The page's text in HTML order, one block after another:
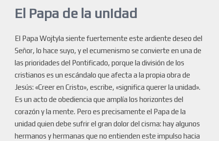
El Papa de la unidad
El Papa Wojtyla siente fuertemente este ardiente deseo del
Señor, lo hace suyo, y el ecumenismo se convierte en una de
las prioridades del Pontificado, porque la división de los
cristianos es un escándalo que afecta a la propia obra de
Jesús: «Creer en Cristo», escribe, «significa querer la unidad».
Es un acto de obediencia que amplía los horizontes del
corazón y la mente. Pero es precisamente el Papa de la
unidad quien debe sufrir el gran dolor del cisma: hay algunos
hermanos y hermanas que no entienden este impulso hacia